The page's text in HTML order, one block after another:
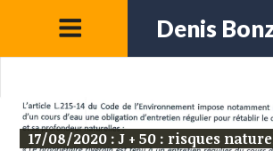
Denis
17/08/2020 : J + 50 : risques